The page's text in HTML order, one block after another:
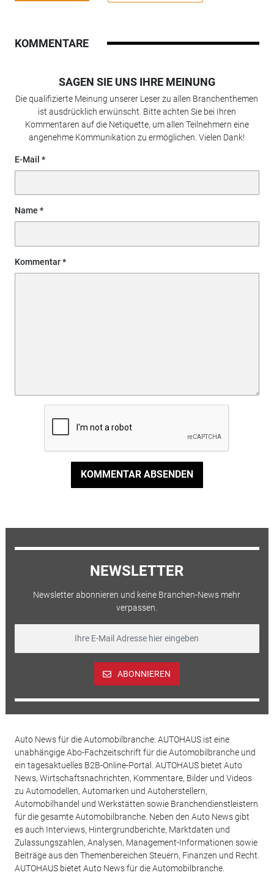
KOMMENTARE
SAGEN SIE UNS IHRE MEINUNG
Die qualifizierte Meinung unserer Leser zu allen Branchenthemen
ist ausdrücklich erwünscht. Bitte achten Sie bei Ihren
Kommentaren auf die Netiquette, um allen Teilnehmern eine
angenehme Kommunikation zu ermöglichen. Vielen Dank!
E-Mail
Name
Kommentar
KOMMENTAR ABSENDEN
NEWSLETTER
Newsletter abonnieren und keine Branchen-News mehr
verpassen.
ABONNIEREN
Auto News für die Automobilbranche: AUTOHAUS ist eine
unabhängige Abo-Fachzeitschrift für die Automobilbranche und
ein tagesaktuelles B2B-Online-Portal. AUTOHAUS bietet Auto
News, Wirtschaftsnachrichten, Kommentare, Bilder und Videos
zu Automodellen, Automarken und Autoherstellern,
Automobilhandel und Werkstätten sowie Branchendienstleistern
für die gesamte Automobilbranche. Neben den Auto News gibt
es auch Interviews, Hintergrundberichte, Marktdaten und
Zulassungszahlen, Analysen, Management-Informationen sowie
Beiträge aus den Themenbereichen Steuern, Finanzen und Recht.
AUTOHAUS bietet Auto News für die Automobilbranche.